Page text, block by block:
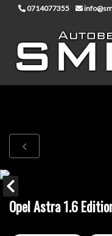
0714077355
Opel Astra 1.6